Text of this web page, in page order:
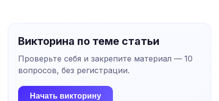
Викторина по теме статьи
Проверьте себя и закрепите материал — 10
вопросов, без регистрации.
Начать викторину